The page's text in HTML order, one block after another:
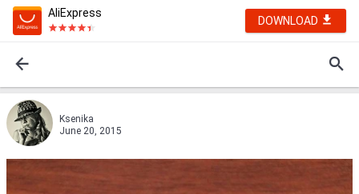
AliExpress
DOWNLOAD
Ksenika
June 20, 2015